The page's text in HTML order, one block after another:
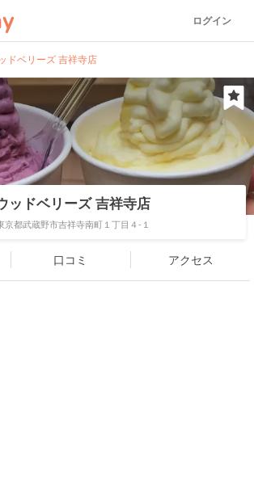
ログイン
ドベリーズ 吉祥寺店
ッドベリーズ 吉祥寺店
京都武蔵野市吉祥寺南町１丁目４-１
口コミ アクセス